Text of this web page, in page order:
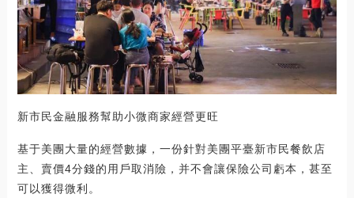
新市民金融服務幫助小微商家經營更旺
基于美團大量的經營數據，一份針對美團平臺新市民餐飲店
主、賣價4分錢的用戶取消險，并不會讓保險公司虧本，甚至
可以獲得微利。